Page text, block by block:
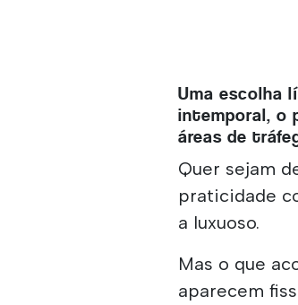
Uma escolha
intemporal, o
áreas de
Quer sejam
praticidade
a luxuoso.
Mas o que
aparecem